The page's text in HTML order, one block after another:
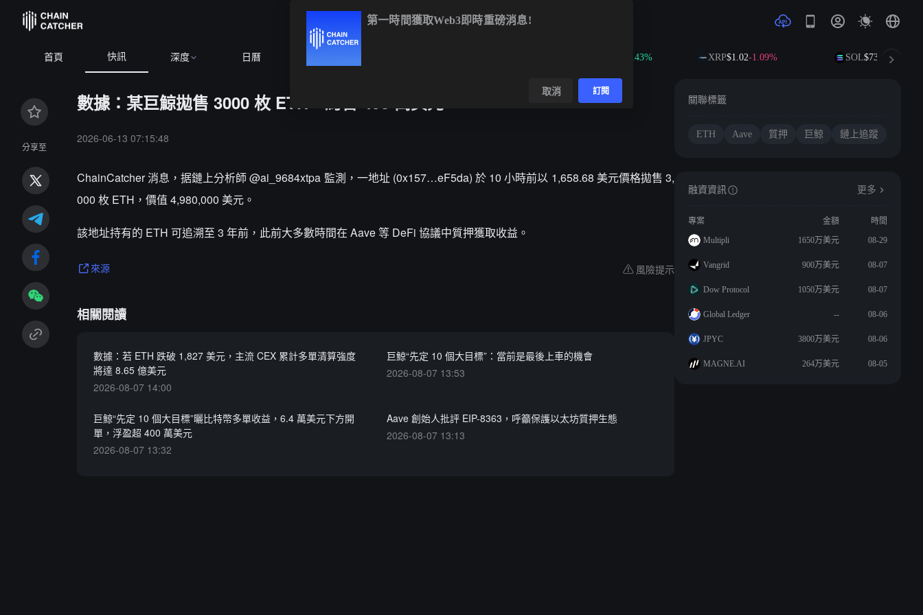
首頁 快訊 深度 日曆 +0.43% XRP$1.02-1.09% SOL$73.98 +1.51%
分享至
數據：某巨鯨拋售 3000 枚 ETH，約合 498 萬美元
2026-06-13 07:15:48
ChainCatcher 消息，据鏈上分析師 @ai_9684xtpa 監測，一地址 (0x157…eF5da) 於 10 小時前以 1,658.68 美元價格拋售 3,
000 枚 ETH，價值 4,980,000 美元。
該地址持有的 ETH 可追溯至 3 年前，此前大多數時間在 Aave 等 DeFi 協議中質押獲取收益。
來源 風險提示
相關閱讀
數據：若 ETH 跌破 1,827 美元，主流 CEX 累計多單清算強度
將達 8.65 億美元
2026-08-07 14:00
巨鯨“先定 10 個大目標”：當前是最後上車的機會
2026-08-07 13:53
巨鯨“先定 10 個大目標”曬比特幣多單收益，6.4 萬美元下方開
單，浮盈超 400 萬美元
2026-08-07 13:32
Aave 創始人批評 EIP-8363，呼籲保護以太坊質押生態
2026-08-07 13:13
關聯標籤
ETH Aave 質押 巨鯨 鏈上追蹤
融資資訊 更多
專案 金額
時間
Multipli
1650万美元 08-29
Vangrid 900万美元 08-07
Dow Protocol 1050万美元 08-07
Global Ledger -- 08-06
JPYC 3800万美元 08-06
MAGNE.AI 264万美元 08-05
第一時間獲取Web3即時重磅消息!
取消 訂閱